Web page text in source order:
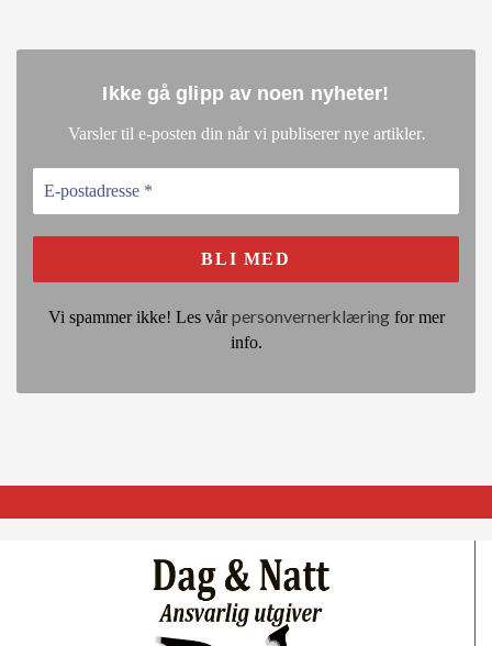
Ikke gå glipp av noen nyheter!
Varsler til e-posten din når vi publiserer nye artikler.
Vi spammer ikke! Les vårpersonvernerklæringfor mer
info.